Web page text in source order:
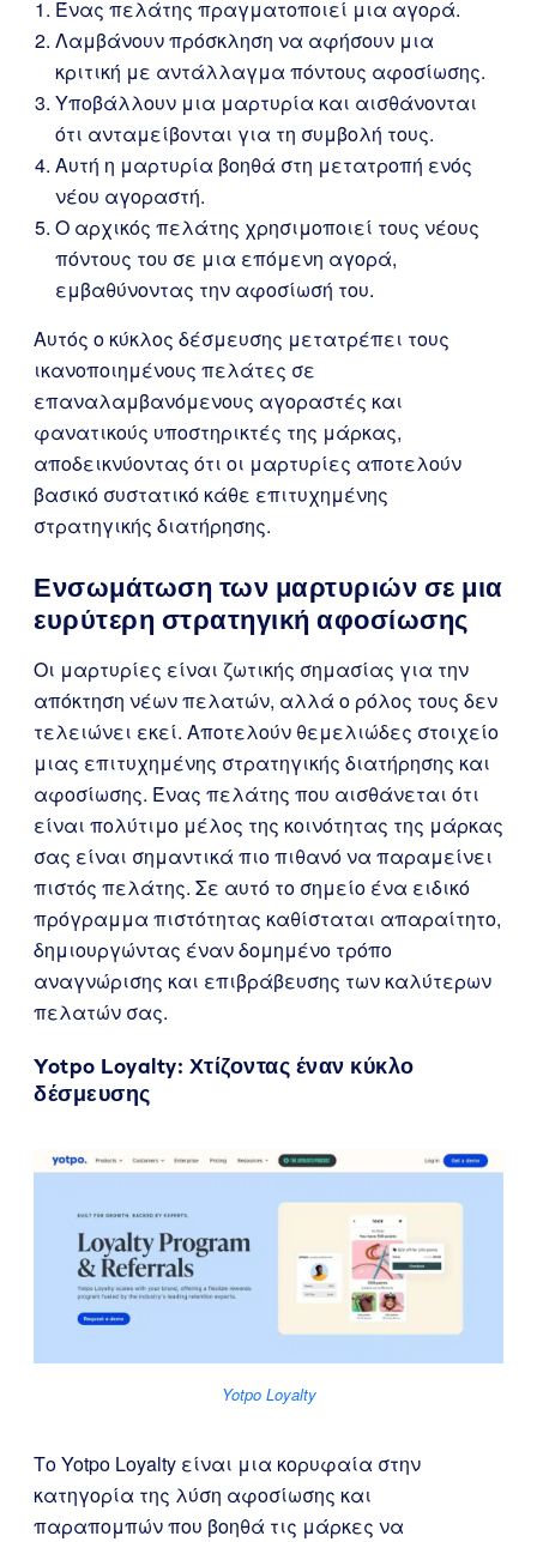
Ένας πελάτης πραγματοποιεί μια αγορά.
Λαμβάνουν πρόσκληση να αφήσουν μια
κριτική με αντάλλαγμα πόντους αφοσίωσης.
Υποβάλλουν μια μαρτυρία και αισθάνονται
ότι ανταμείβονται για τη συμβολή τους.
Αυτή η μαρτυρία βοηθά στη μετατροπή ενός
νέου αγοραστή.
Ο αρχικός πελάτης χρησιμοποιεί τους νέους
πόντους του σε μια επόμενη αγορά,
εμβαθύνοντας την αφοσίωσή του.
Αυτός ο κύκλος δέσμευσης μετατρέπει τους
ικανοποιημένους πελάτες σε
επαναλαμβανόμενους αγοραστές και
φανατικούς υποστηρικτές της μάρκας,
αποδεικνύοντας ότι οι μαρτυρίες αποτελούν
βασικό συστατικό κάθε επιτυχημένης
στρατηγικής διατήρησης.
Ενσωμάτωση των μαρτυριών σε μια
ευρύτερη στρατηγική αφοσίωσης
Οι μαρτυρίες είναι ζωτικής σημασίας για την
απόκτηση νέων πελατών, αλλά ο ρόλος τους δεν
τελειώνει εκεί. Αποτελούν θεμελιώδες στοιχείο
μιας επιτυχημένης στρατηγικής διατήρησης και
αφοσίωσης. Ένας πελάτης που αισθάνεται ότι
είναι πολύτιμο μέλος της κοινότητας της μάρκας
σας είναι σημαντικά πιο πιθανό να παραμείνει
πιστός πελάτης. Σε αυτό το σημείο ένα ειδικό
πρόγραμμα πιστότητας καθίσταται απαραίτητο,
δημιουργώντας έναν δομημένο τρόπο
αναγνώρισης και επιβράβευσης των καλύτερων
πελατών σας.
Yotpo Loyalty: Χτίζοντας έναν κύκλο
δέσμευσης
Yotpo Loyalty
Το Yotpo Loyalty είναι μια κορυφαία στην
κατηγορία της λύση αφοσίωσης και
παραπομπών που βοηθά τις μάρκες να